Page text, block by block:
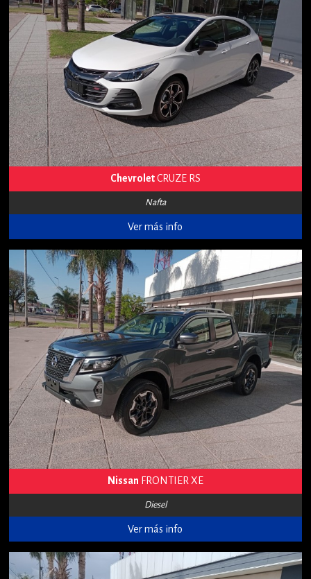
ChevroletCRUZE RS
Nafta
Ver más info
Nissan FRONTIER XE
Diesel
Ver más info